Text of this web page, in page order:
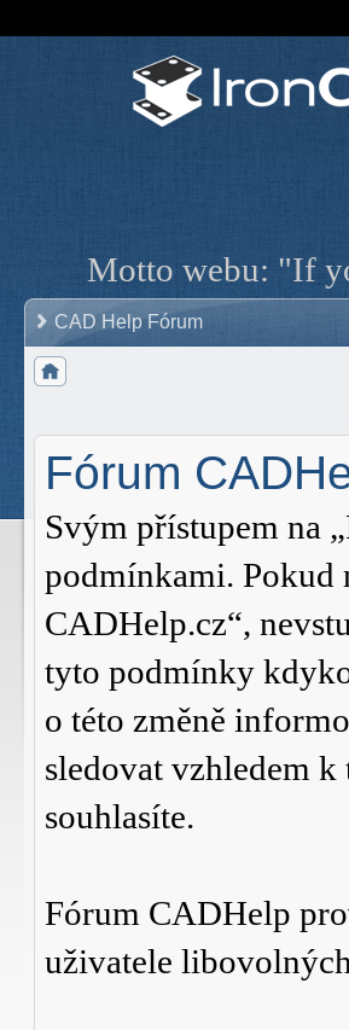
Motto webu: "If
CAD Help Fórum
Fórum
Svým přístupem na
podmínkami. Pokud
CADHelp.cz“,
tyto podmínky
o této změně
sledovat vzhledem
souhlasíte.
Fórum CADHelp
uživatele